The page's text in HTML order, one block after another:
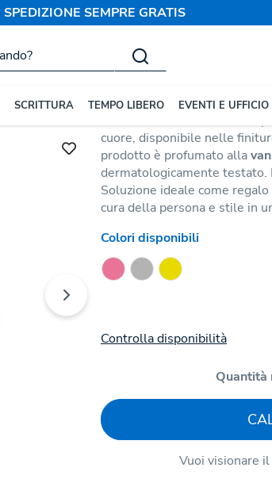
SPEDIZIONE SEMPRE GRATIS
SCRITTURA TEMPO LIBERO EVENTI E UFFICIO
Balsamo Labbra
cuore, disponibile nelle
prodotto è profumato alla
dermatologicamente testato.
Soluzione ideale come
cura della persona e stile in
Colori disponibili
Controlla disponibilità
Quantità
Vuoi visionare